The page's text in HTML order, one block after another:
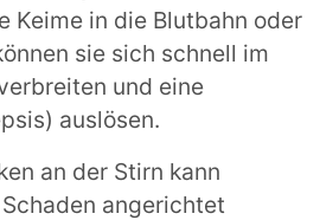
Keime in die Blutbahn oder
sie sich schnell im
und eine
auslösen.
an der Stirn kann
angerichtet